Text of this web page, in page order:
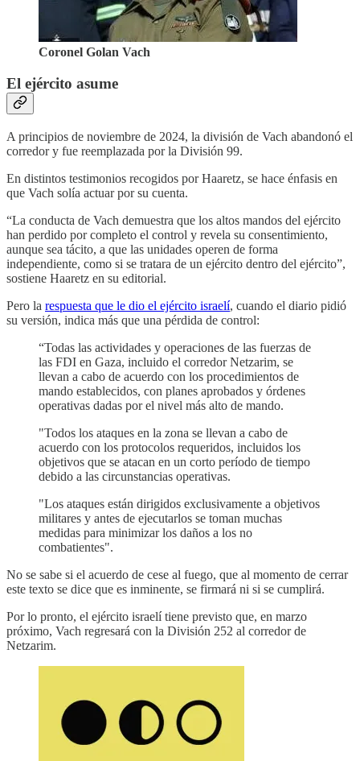
Coronel Golan Vach
El ejército asume
A principios de noviembre de 2024, la división de Vach abandonó el
corredor y fue reemplazada por la División 99.
En distintos testimonios recogidos por Haaretz, se hace énfasis en
que Vach solía actuar por su cuenta.
“La conducta de Vach demuestra que los altos mandos del ejército
han perdido por completo el control y revela su consentimiento,
aunque sea tácito, a que las unidades operen de forma
independiente, como si se tratara de un ejército dentro del ejército”,
sostiene Haaretz en su editorial.
Pero la respuesta que le dio el ejército israelí, cuando el diario pidió
su versión, indica más que una pérdida de control:
“Todas las actividades y operaciones de las fuerzas de
las FDI en Gaza, incluido el corredor Netzarim, se
llevan a cabo de acuerdo con los procedimientos de
mando establecidos, con planes aprobados y órdenes
operativas dadas por el nivel más alto de mando.
"Todos los ataques en la zona se llevan a cabo de
acuerdo con los protocolos requeridos, incluidos los
objetivos que se atacan en un corto período de tiempo
debido a las circunstancias operativas.
"Los ataques están dirigidos exclusivamente a objetivos
militares y antes de ejecutarlos se toman muchas
medidas para minimizar los daños a los no
combatientes".
No se sabe si el acuerdo de cese al fuego, que al momento de cerrar
este texto se dice que es inminente, se firmará ni si se cumplirá.
Por lo pronto, el ejército israelí tiene previsto que, en marzo
próximo, Vach regresará con la División 252 al corredor de
Netzarim.